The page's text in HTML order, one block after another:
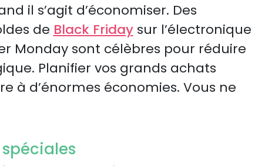
il s’agit d’économiser. Des
de Black Fridaysur l’électronique
Monday sont célèbres pour réduire
Planifier vos grands achats
à d’énormes économies. Vous ne